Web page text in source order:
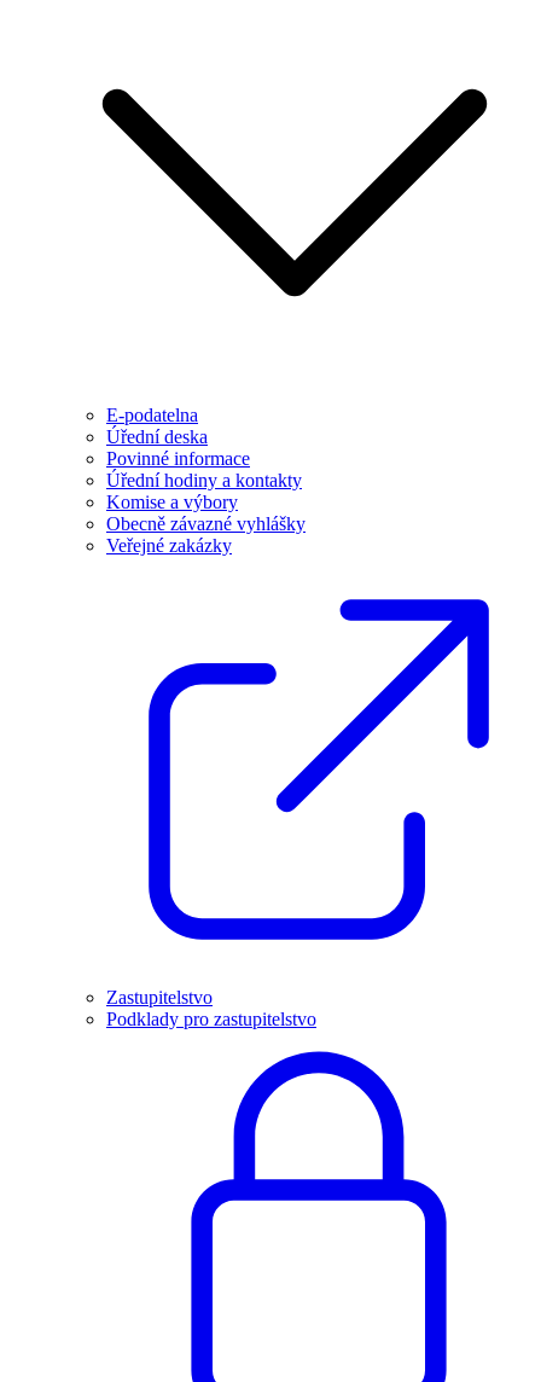
E-podatelna
Úřední deska
Povinné informace
Úřední hodiny a kontakty
Komise a výbory
Obecně závazné vyhlášky
Veřejné zakázky
Zastupitelstvo
Podklady pro zastupitelstvo